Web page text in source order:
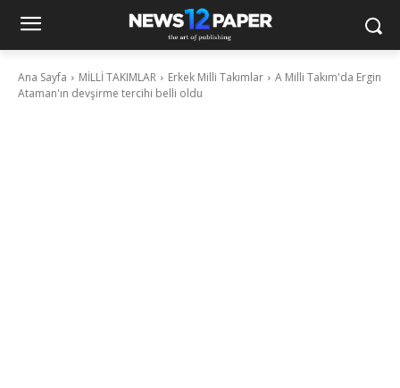
Ana Sayfa MİLLİ TAKIMLAR Erkek Milli Takımlar
A Milli Takım'da Ergin
Ataman'ın devşirme tercihi belli oldu